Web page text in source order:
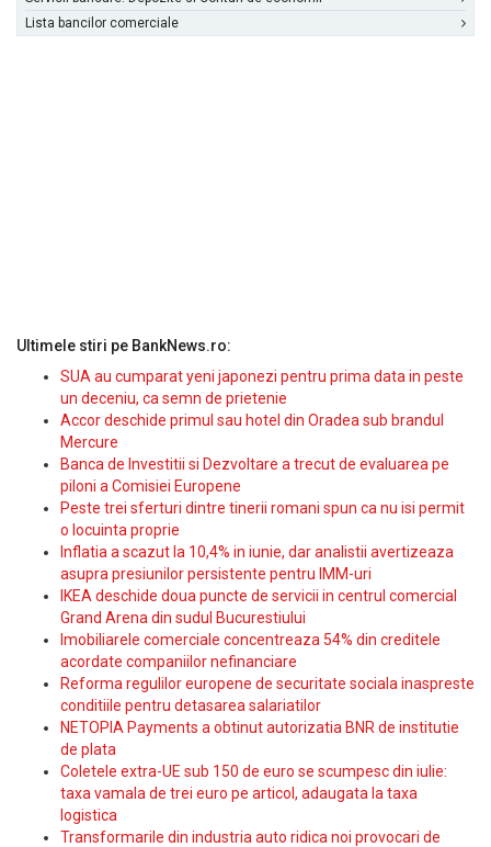
Lista bancilor comerciale
Ultimele stiri pe BankNews.ro:
SUA au cumparat yeni japonezi pentru prima data in peste
un deceniu, ca semn de prietenie
Accor deschide primul sau hotel din Oradea sub brandul
Mercure
Banca de Investitii si Dezvoltare a trecut de evaluarea pe
piloni a Comisiei Europene
Peste trei sferturi dintre tinerii romani spun ca nu isi permit
o locuinta proprie
Inflatia a scazut la 10,4% in iunie, dar analistii avertizeaza
asupra presiunilor persistente pentru IMM-uri
IKEA deschide doua puncte de servicii in centrul comercial
Grand Arena din sudul Bucurestiului
Imobiliarele comerciale concentreaza 54% din creditele
acordate companiilor nefinanciare
Reforma regulilor europene de securitate sociala inaspreste
conditiile pentru detasarea salariatilor
NETOPIA Payments a obtinut autorizatia BNR de institutie
de plata
Coletele extra-UE sub 150 de euro se scumpesc din iulie:
taxa vamala de trei euro pe articol, adaugata la taxa
logistica
Transformarile din industria auto ridica noi provocari de